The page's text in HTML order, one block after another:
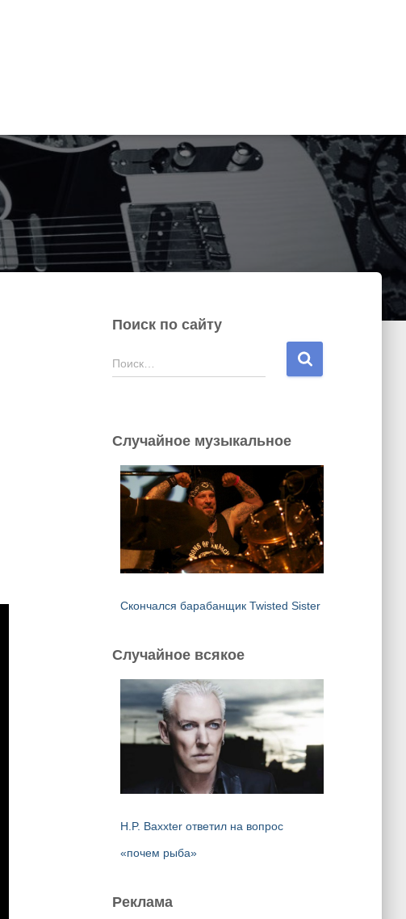
Поиск по сайту
Н
а
:
Поиск…
Случайное музыкальное
Скончался барабанщик Twisted Sister
Случайное всякое
H.P. Baxxter ответил на вопрос
«почем рыба»
Реклама